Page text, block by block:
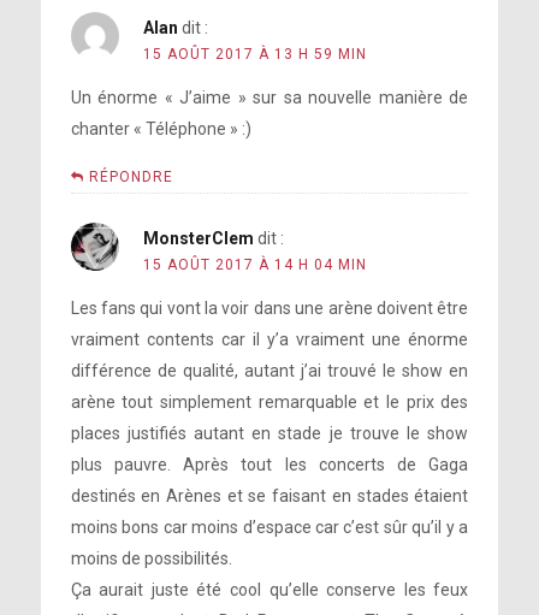
Alan dit :
15 AOÛT 2017 À 13 H 59 MIN
Un énorme « J’aime » sur sa nouvelle manière de
chanter « Téléphone » :)
RÉPONDRE
MonsterClem dit :
15 AOÛT 2017 À 14 H 04 MIN
Les fans qui vont la voir dans une arène doivent être
vraiment contents car il y’a vraiment une énorme
différence de qualité, autant j’ai trouvé le show en
arène tout simplement remarquable et le prix des
places justifiés autant en stade je trouve le show
plus pauvre. Après tout les concerts de Gaga
destinés en Arènes et se faisant en stades étaient
moins bons car moins d’espace car c’est sûr qu’il y a
moins de possibilités.
Ça aurait juste été cool qu’elle conserve les feux